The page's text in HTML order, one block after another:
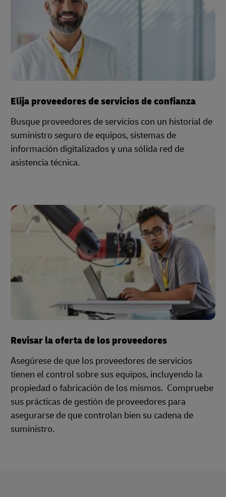
Elija proveedores de servicios de confianza
Busque proveedores de servicios con un historial de
suministro seguro de equipos, sistemas de
información digitalizados y una sólida red de
asistencia técnica.
Revisar la oferta de los proveedores
Asegúrese de que los proveedores de servicios
tienen el control sobre sus equipos, incluyendo la
propiedad o fabricación de los mismos. Compruebe
sus prácticas de gestión de proveedores para
asegurarse de que controlan bien su cadena de
suministro.